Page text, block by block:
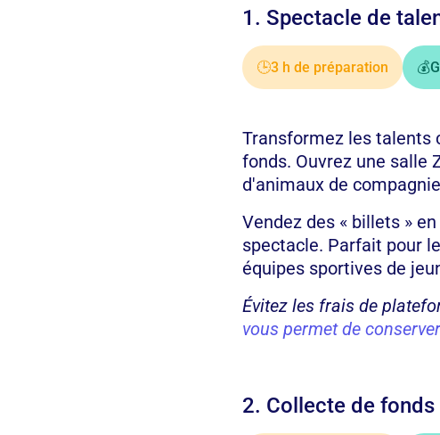
1. Spectacle de
🕒3 h de préparation 💰
Transformez les talents
fonds. Ouvrez une salle
d'animaux de
Vendez des « billets »
spectacle. Parfait pour
équipes sportives de
Évitez les frais de
vous permet de conserver
2. Collecte de